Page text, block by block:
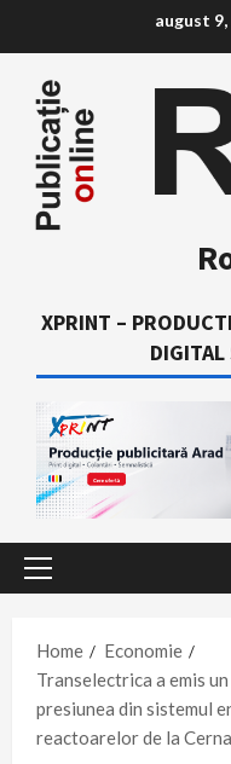
content
august 9,
XPRINT –
DIGITAL
Primary
Home
Economie
Transelectrica a emis
presiunea din sistemul
reactoarelor de la